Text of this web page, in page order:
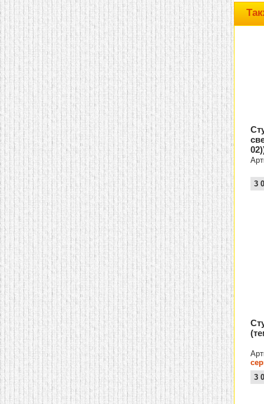
домашнем использовании.
Эта мебель имеет
некоторые преимущества
перед той же стенкой для
гостиной, к примеру,
поскольку она более
легкая и не загромождает
пространство. В спальне
этот предмет можно
поставить у изголовья
кровати, чтобы заполнить
пустующее там
место.
Также стеллажи
очень часто используют в
качестве разграничителей
комнаты, например, на
рабочую зону и
пространство для отдыха.
Особенно это актуально
для однокомнатных
квартир.
3
3